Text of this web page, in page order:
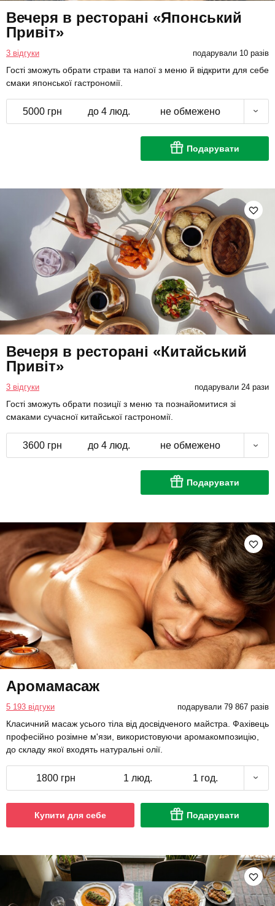
Вечеря в ресторані «Японський
Привіт»
3 відгуки подарували 10 разів
Гості зможуть обрати страви та напої з меню й відкрити для себе
смаки японської гастрономії.
5000 грн до 4 люд. не обмежено
Подарувати
Вечеря в ресторані «Китайський
Привіт»
3 відгуки подарували 24 рази
Гості зможуть обрати позиції з меню та познайомитися зі
смаками сучасної китайської гастрономії.
3600 грн до 4 люд. не обмежено
Подарувати
Аромамасаж
5 193 відгуки подарували 79 867 разів
Класичний масаж усього тіла від досвідченого майстра. Фахівець
професійно розімне м'язи, використовуючи аромакомпозицію,
до складу якої входять натуральні олії.
1800 грн 1 люд. 1 год.
Купити для себе Подарувати